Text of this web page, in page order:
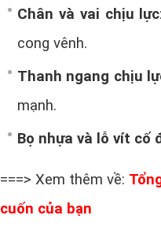
Chân và vai chịu lực
cong vênh.
Thanh ngang chịu
mạnh.
Bọ nhựa và lỗ vít cố
===> Xem thêm về:
cuốn của bạn